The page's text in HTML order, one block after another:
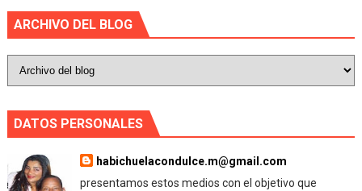
ARCHIVO DEL BLOG
DATOS PERSONALES
habichuelacondulce.m@gmail.com
presentamos estos medios con el objetivo que